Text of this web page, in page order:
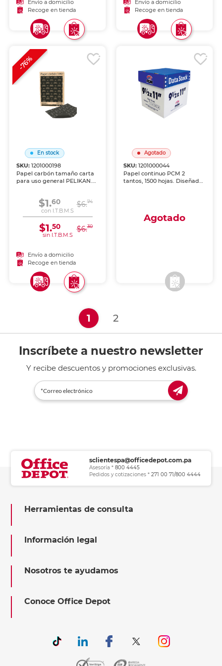
Envío a domicilio
Recoge en tienda
Envío a domicilio
Recoge en tienda
En stock
SKU:1201000198
Papel carbón tamaño carta
para uso general PELIKAN.
larga duración.
Indispensable para
formularios, facturas y
documentos.
$1.60 $6.74
con I.T.B.M.S
$1.50 $6.30
sin I.T.B.M.S
Envío a domicilio
Recoge en tienda
-76%
Agotado
SKU: 1201000044
Papel continuo PCM 2
tantos, 1500 hojas. Diseñado
multiforma en empresas.
Agotado
1(current)
2
Inscríbete a nuestro newsletter
Y recibe descuentos y promociones exclusivas.
sclientespa@officedepot.com.pa
Asesoría * 800 4445
Pedidos y cotizaciones * 271 00 71/800 4444
Herramientas de consulta
Información legal
Nosotros te ayudamos
Conoce Office Depot